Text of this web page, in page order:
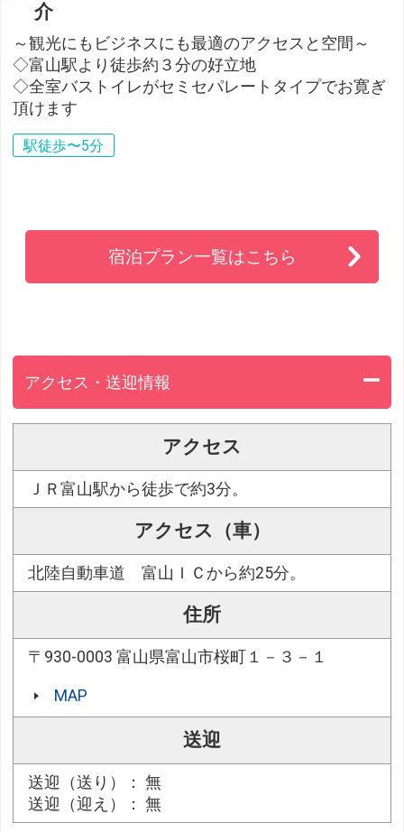
介
～観光にもビジネスにも最適のアクセスと空間～
◇富山駅より徒歩約３分の好立地
◇全室バストイレがセミセパレートタイプでお寛ぎ
頂けます
駅徒歩〜5分
宿泊プラン一覧はこちら
アクセス・送迎情報
アクセス
ＪＲ富山駅から徒歩で約3分。
アクセス（車）
北陸自動車道 富山ＩＣから約25分。
住所
〒930-0003 富山県富山市桜町１－３－１
MAP
送迎
送迎（送り）： 無
送迎（迎え）： 無